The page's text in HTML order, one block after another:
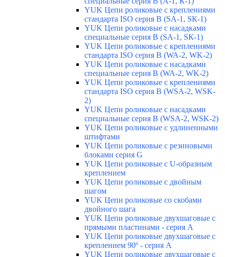
YUK Цепи роликовые с креплениями
стандарта ISO серия B (SA-1, SК-1)
YUK Цепи роликовые с насадками
специальные серия В (SA-1, SК-1)
YUK Цепи роликовые с креплениями
стандарта ISO серия B (WA-2, WK-2)
YUK Цепи роликовые с насадками
специальные серия В (WA-2, WK-2)
YUK Цепи роликовые с креплениями
стандарта ISO серия B (WSA-2, WSK-
2)
YUK Цепи роликовые с насадками
специальные серия B (WSA-2, WSK-2)
YUK Цепи роликовые с удлиненными
штифтами
YUK Цепи роликовые с резиновыми
блоками серия G
YUK Цепи роликовые с U-образным
креплением
YUK Цепи роликовые с двойным
шагом
YUK Цепи роликовые со скобами
двойного шага
YUK Цепи роликовые двухшаговые с
прямыми пластинами - серия А
YUK Цепи роликовые двухшаговые с
креплением 90º - серия А
YUK Цепи роликовые двухшаговые с